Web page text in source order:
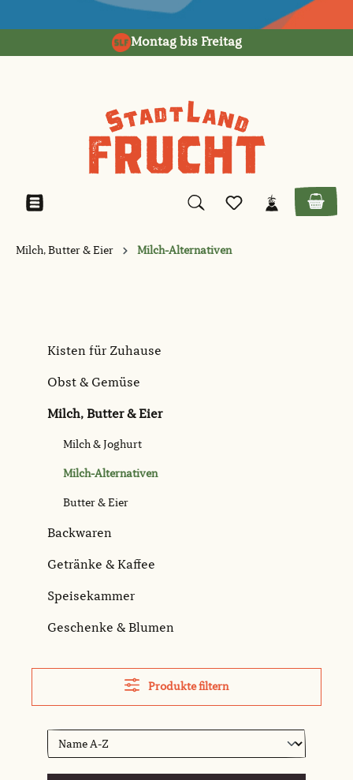
Montag bis Freitag
Milch, Butter & Eier Milch-Alternativen
Kisten für Zuhause
Obst & Gemüse
Milch, Butter & Eier
Milch & Joghurt
Milch-Alternativen
Butter & Eier
Backwaren
Getränke & Kaffee
Speisekammer
Geschenke & Blumen
Produkte filtern